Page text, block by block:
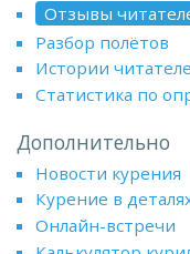
Отзывы
Разбор полётов
Истории
Статистика по
Дополнительно
Новости курения
Курение в
Онлайн-встречи